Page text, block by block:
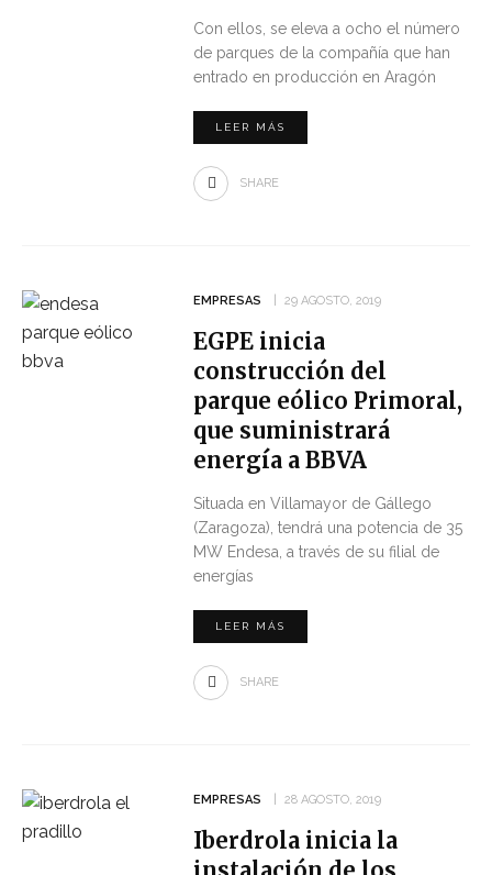
Con ellos, se eleva a ocho el número
de parques de la compañía que han
entrado en producción en Aragón
LEER MÁS
SHARE
EMPRESAS 29 AGOSTO, 2019
EGPE inicia
construcción del
parque eólico Primoral,
que suministrará
energía a BBVA
Situada en Villamayor de Gállego
(Zaragoza), tendrá una potencia de 35
MW Endesa, a través de su filial de
energías
LEER MÁS
SHARE
EMPRESAS 28 AGOSTO, 2019
Iberdrola inicia la